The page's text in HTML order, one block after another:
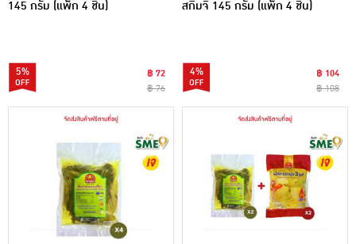
145 กรัม (แพ็ก 4 ชิ้น)
5%
฿ 72
฿ 76
สกิมจิ 145 กรัม (แพ็ก 4 ชิ้น)
4%
฿ 104
฿ 108